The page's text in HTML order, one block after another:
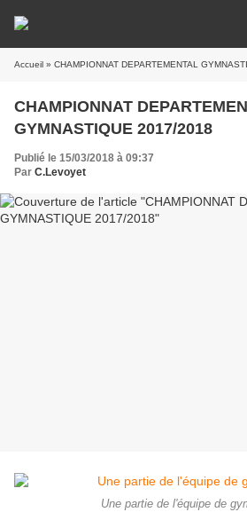
Accueil » CHAMPIONNAT DEPARTEMENTAL
CHAMPIONNAT
GYMNASTIQUE 2017/2018
Publié le 15/03/2018 à 09:37
Par C.Levoyet
Une partie de l'équipe de